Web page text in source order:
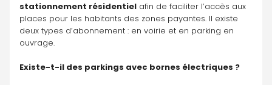
stationnement résidentiel afin de faciliter l’accès aux
places pour les habitants des zones payantes. Il existe
deux types d’abonnement : en voirie et en parking en
ouvrage.
Existe-t-il des parkings avec bornes électriques ?